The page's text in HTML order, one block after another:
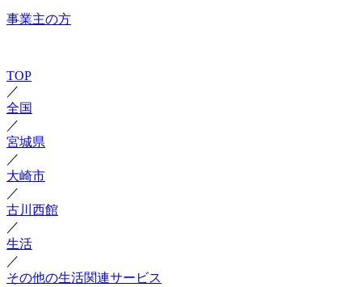
事業主の方
TOP
／
全国
／
宮城県
／
大崎市
／
古川西館
／
生活
／
その他の生活関連サービス